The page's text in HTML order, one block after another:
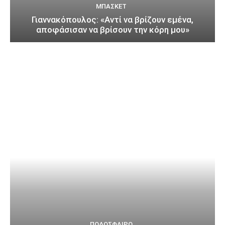
ΜΠΆΣΚΕΤ
Γιαννακόπουλος: «Αντί να βρίζουν εμένα,
αποφάσισαν να βρίσουν την κόρη μου»